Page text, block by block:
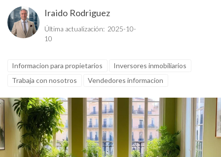
Iraido Rodriguez
Última actualización: 2025-10-
10
Informacion para propietarios
Inversores inmobiliarios
Trabaja con nosotros
Vendedores informacion